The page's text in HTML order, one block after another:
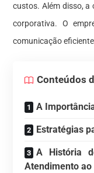
custos. Além disso, a
corporativa. O
comunicação
Conteúdos
A
Estratégias
A História
Atendimento ao